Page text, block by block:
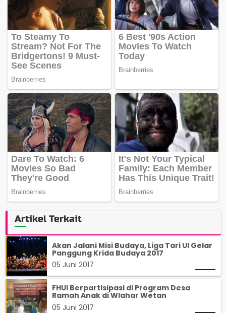
Artikel Terkait
Akan Jalani Misi Budaya, Liga Tari UI Gelar
Panggung Krida Budaya 2017
05 Juni 2017
FHUI Berpartisipasi di Program Desa
Ramah Anak di Wlahar Wetan
05 Juni 2017